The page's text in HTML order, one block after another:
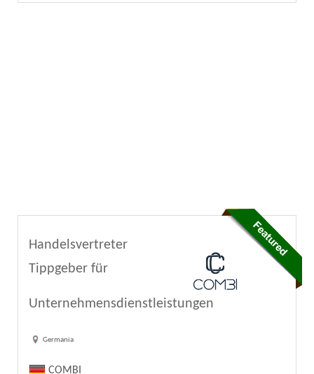
Handelsvertreter
Tippgeber für
Unternehmensdienstleistungen
Germania
COMBI